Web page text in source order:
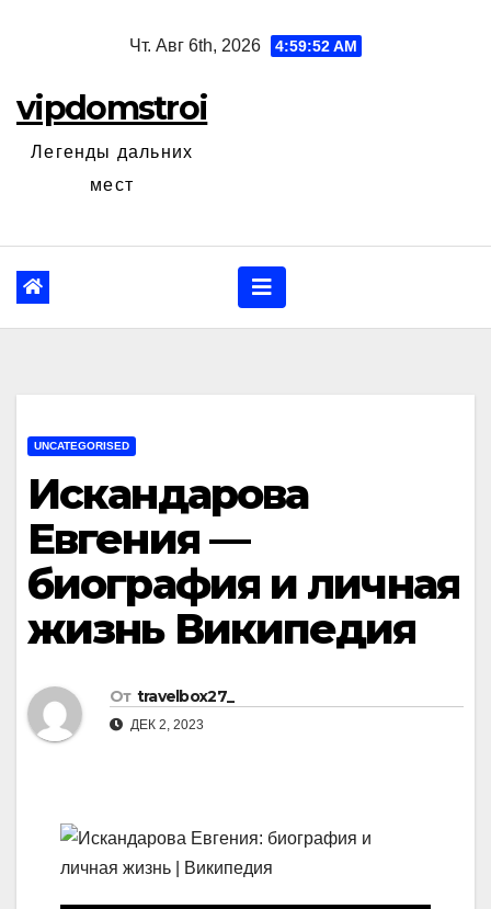
Чт. Авг 6th, 2026 4:59:53 AM
vipdomstroi
Легенды дальних
мест
UNCATEGORISED
Искандарова
Евгения —
биография и личная
жизнь Википедия
От travelbox27_
ДЕК 2, 2023